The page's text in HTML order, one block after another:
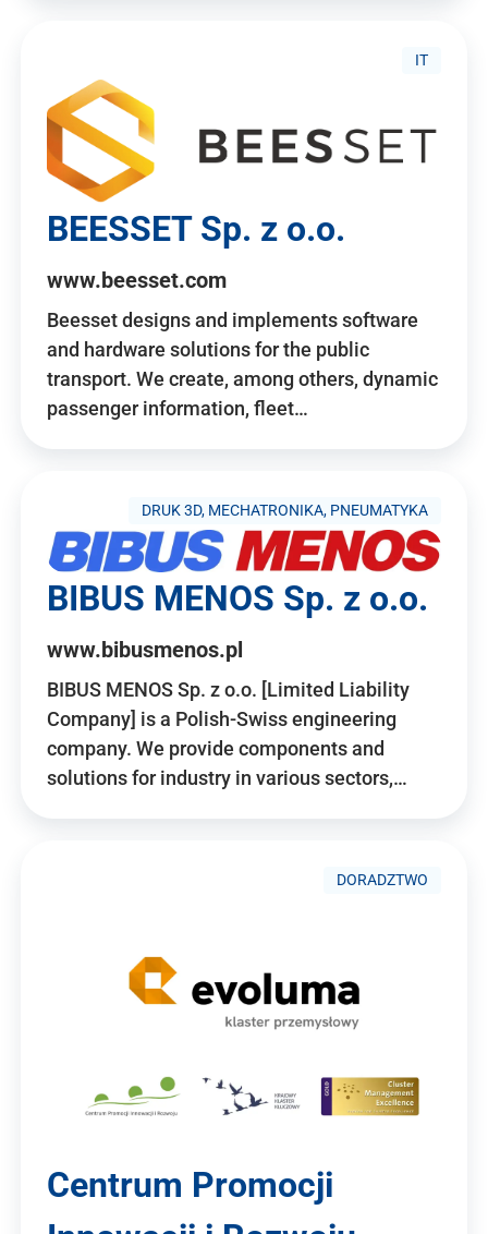
IT
BEESSET Sp. z o.o.
www.beesset.com
Beesset designs and implements software
and hardware solutions for the public
transport. We create, among others, dynamic
passenger information, fleet…
DRUK 3D, MECHATRONIKA, PNEUMATYKA
BIBUS MENOS Sp. z o.o.
www.bibusmenos.pl
BIBUS MENOS Sp. z o.o. [Limited Liability
Company] is a Polish-Swiss engineering
company. We provide components and
solutions for industry in various sectors,…
DORADZTWO
Centrum Promocji